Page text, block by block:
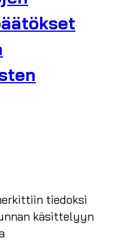
tiedoksi
käsittelyyn